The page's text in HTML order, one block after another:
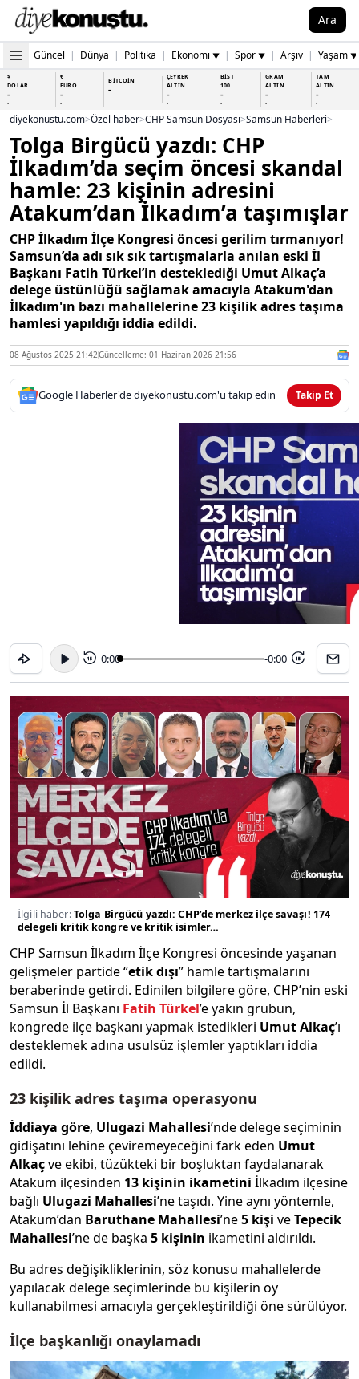
Ara
Güncel | Dünya | Politika | Ekonomi ▼ | Spor ▼ | Arşiv | Yaşam ▼
$
DOLAR
-
-
€
EURO
-
-
BİTCOİN
-
-
ÇEYREK
ALTIN
-
-
BİST
100
-
-
GRAM
ALTIN
-
-
TAM
ALTIN
-
-
diyekonustu.com>Özel haber>CHP Samsun Dosyası>Samsun Haberleri>
Tolga Birgücü yazdı: CHP
İlkadım’da seçim öncesi skandal
hamle: 23 kişinin adresini
Atakum’dan İlkadım’a taşımışlar
CHP İlkadım İlçe Kongresi öncesi gerilim tırmanıyor!
Samsun’da adı sık sık tartışmalarla anılan eski İl
Başkanı Fatih Türkel’in desteklediği Umut Alkaç’a
delege üstünlüğü sağlamak amacıyla Atakum'dan
İlkadım'ın bazı mahallelerine 23 kişilik adres taşıma
hamlesi yapıldığı iddia edildi.
08 Ağustos 2025 21:42Güncelleme: 01 Haziran 2026 21:56
Google Haberler'de diyekonustu.com'u takip edin Takip Et
15 0:00 -0:00 15
İlgili haber:Tolga Birgücü yazdı: CHP’de merkez ilçe savaşı! 174
delegeli kritik kongre ve kritik isimler…
CHP Samsun İlkadım İlçe Kongresi öncesinde yaşanan
gelişmeler partide “etik dışı” hamle tartışmalarını
beraberinde getirdi. Edinilen bilgilere göre, CHP’nin eski
Samsun İl Başkanı Fatih Türkel’e yakın grubun,
kongrede ilçe başkanı yapmak istedikleri Umut Alkaç’ı
desteklemek adına usulsüz işlemler yaptıkları iddia
edildi.
23 kişilik adres taşıma operasyonu
İddiaya göre, Ulugazi Mahallesi’nde delege seçiminin
gidişatını lehine çeviremeyeceğini fark eden Umut
Alkaçve ekibi, tüzükteki bir boşluktan faydalanarak
Atakum ilçesinden 13 kişinin ikametini İlkadım ilçesine
bağlı Ulugazi Mahallesi’ne taşıdı. Yine aynı yöntemle,
Atakum’dan Baruthane Mahallesi’ne5 kişi veTepecik
Mahallesi’ne de başka 5 kişinin ikametini aldırıldı.
Bu adres değişikliklerinin, söz konusu mahallelerde
yapılacak delege seçimlerinde bu kişilerin oy
kullanabilmesi amacıyla gerçekleştirildiği öne sürülüyor.
İlçe başkanlığı onaylamadı